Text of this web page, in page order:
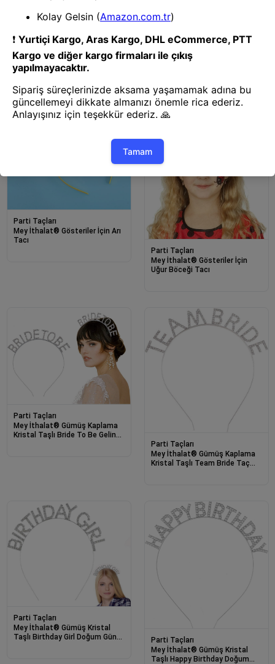
Mey İthalat® Fuşya Renk
Bekarlığa Veda İtalik Yazı
Alyanslı Bride Taç
Mey İthalat® Fuşya Taşlı
Prenses Tacı Kraliçe Tacı
Parti Taçları
Mey İthalat® Gösteriler İçin Arı
Tacı
Parti Taçları
Mey İthalat® Gösteriler İçin
Uğur Böceği Tacı
Parti Taçları
Mey İthalat® Gümüş Kaplama
Kristal Taşlı Bride To Be Gelin
Parti Taçları
Mey İthalat® Gümüş Kaplama
Kristal Taşlı Team Bride Taç
Parti Taçları
Mey İthalat® Gümüş Kristal
Taşlı Birthday Girl Doğum Günü
Parti Taçları
Mey İthalat® Gümüş Kristal
Taşlı Happy Birthday Doğum